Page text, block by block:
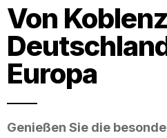
Von
Europa
Genießen Sie die